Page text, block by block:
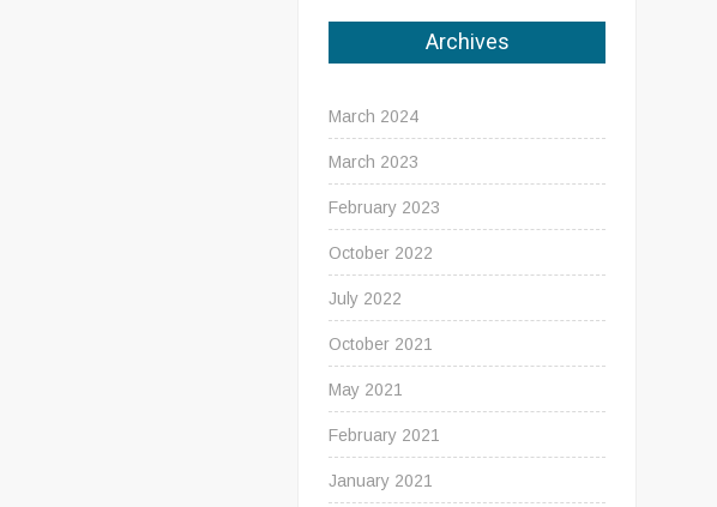
Archives
March 2024
March 2023
February 2023
October 2022
July 2022
October 2021
May 2021
February 2021
January 2021